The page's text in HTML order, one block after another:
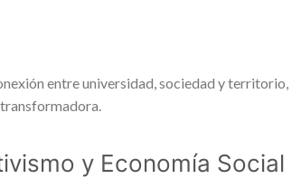
entre universidad, sociedad y territorio,
y Economía Social